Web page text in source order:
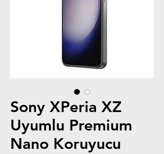
Sony XPeria XZ
Uyumlu Premium
Nano Koruyucu